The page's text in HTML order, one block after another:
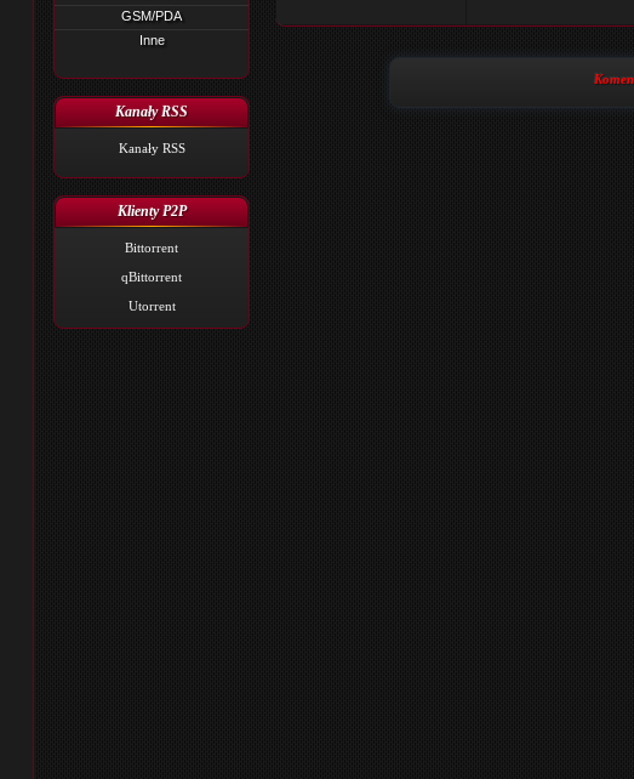
GSM/PDA
Inne
Kanały RSS
Kanały RSS
Klienty P2P
Bittorrent
qBittorrent
Utorrent